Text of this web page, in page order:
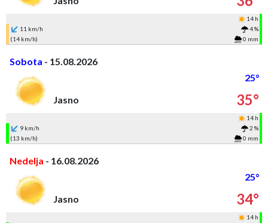
14 h
11 km/h
4 %
(14 km/h)
0 mm
Sobota - 15.08.2026
25°
Jasno
35°
14 h
9 km/h
2 %
(13 km/h)
0 mm
Nedelja - 16.08.2026
25°
Jasno
34°
14 h